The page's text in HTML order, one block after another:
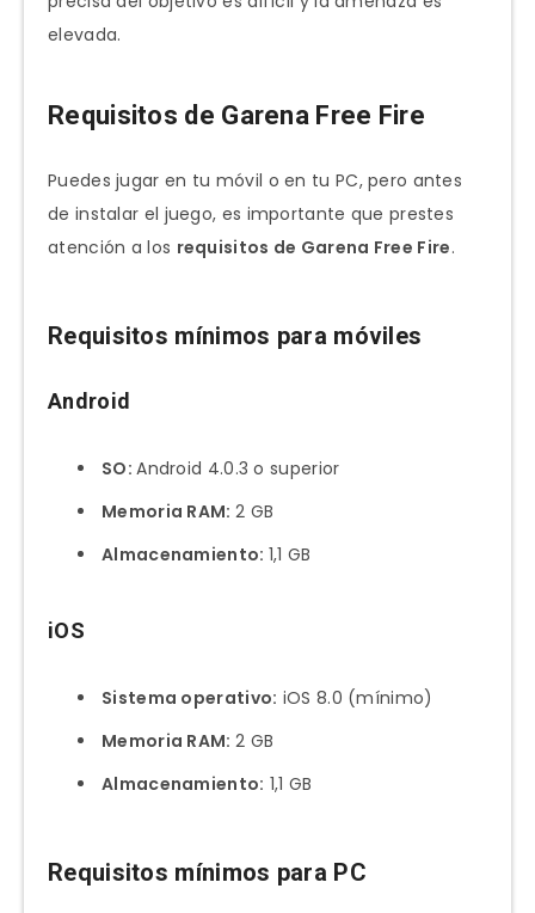
elevada.
Requisitos de Garena Free Fire
Puedes jugar en tu móvil o en tu PC, pero antes
de instalar el juego, es importante que prestes
atención a los requisitos de Garena Free Fire.
Requisitos mínimos para móviles
Android
SO:Android 4.0.3 o superior
Memoria RAM: 2 GB
Almacenamiento: 1,1 GB
iOS
Sistema operativo: iOS 8.0 (mínimo)
Memoria RAM: 2 GB
Almacenamiento: 1,1 GB
Requisitos mínimos para PC